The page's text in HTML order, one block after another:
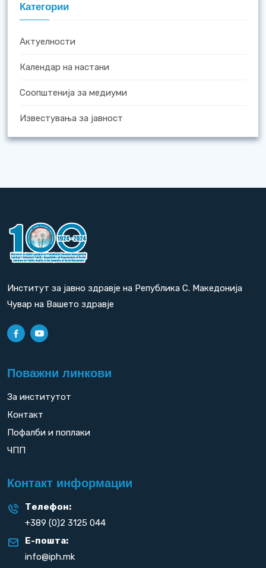
Категории
Актуелности
Календар на настани
Соопштенија за медиуми
Известувања за јавност
Институт за јавно здравје на Република С. Македонија
Чувар на Вашето здравје
Поважни линкови
За институтот
Контакт
Пофалби и поплаки
ЧПП
Контакт информации
Телефон:
+389 (0)2 3125 044
Е-пошта:
info@iph.mk